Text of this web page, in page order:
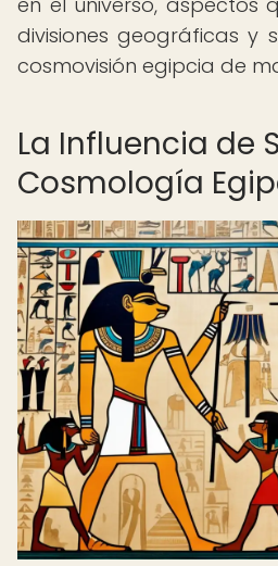
divisiones geográficas y
cosmovisión egipcia de
La Influencia de
Cosmología